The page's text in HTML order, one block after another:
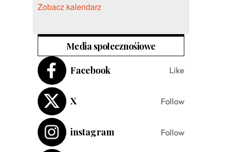
Zobacz kalendarz
Media społecznośiowe
Facebook
Like
X Follow
instagram Follow